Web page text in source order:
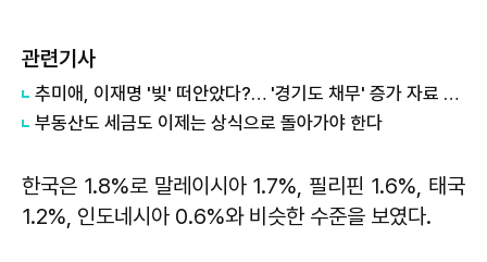
관련기사
추미애, 이재명 '빚' 떠안았다?… '경기도 채무' 증가 자료 실시간 확산
부동산도 세금도 이제는 상식으로 돌아가야 한다
한국은 1.8%로 말레이시아 1.7%, 필리핀 1.6%, 태국
1.2%, 인도네시아 0.6%와 비슷한 수준을 보였다.